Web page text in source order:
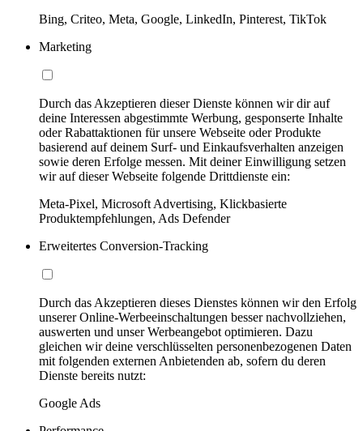
Bing, Criteo, Meta, Google, LinkedIn, Pinterest, TikTok
Marketing
Durch das Akzeptieren dieser Dienste können wir dir auf
deine Interessen abgestimmte Werbung, gesponserte Inhalte
oder Rabattaktionen für unsere Webseite oder Produkte
basierend auf deinem Surf- und Einkaufsverhalten anzeigen
sowie deren Erfolge messen. Mit deiner Einwilligung setzen
wir auf dieser Webseite folgende Drittdienste ein:
Meta-Pixel, Microsoft Advertising, Klickbasierte
Produktempfehlungen, Ads Defender
Erweitertes Conversion-Tracking
Durch das Akzeptieren dieses Dienstes können wir den Erfolg
unserer Online-Werbeeinschaltungen besser nachvollziehen,
auswerten und unser Werbeangebot optimieren. Dazu
gleichen wir deine verschlüsselten personenbezogenen Daten
mit folgenden externen Anbietenden ab, sofern du deren
Dienste bereits nutzt:
Google Ads